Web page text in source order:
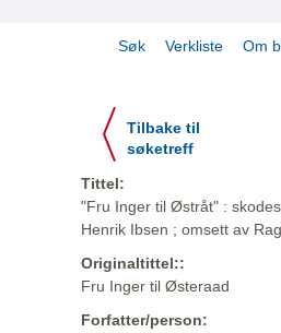
Søk Verkliste Om
Tilbake til
søketreff
Tittel:
"Fru Inger til Østråt" :
Henrik Ibsen ; omsett av
Originaltittel::
Fru Inger til Østeraad
Forfatter/person: